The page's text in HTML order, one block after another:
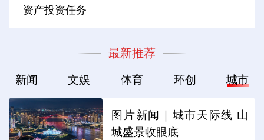
资产投资任务
最新推荐
新闻 文娱 体育 环创 城市
图片新闻｜城市天际线 山
城盛景收眼底